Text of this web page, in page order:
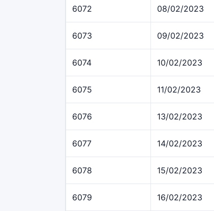
6072 08/02/2023
6073 09/02/2023
6074 10/02/2023
6075 11/02/2023
6076 13/02/2023
6077 14/02/2023
6078 15/02/2023
6079 16/02/2023